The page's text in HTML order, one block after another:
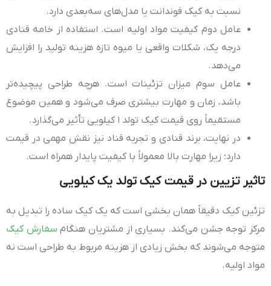
نسبت به کیک فوندانت یا مدل‌های سه‌بعدی دارد.
عامل دوم کیفیت مواد اولیه است. استفاده از خامه قنادی
درجه یک، شکلات واقعی یا میوه تازه هزینه تولید را افزایش
می‌دهد.
عامل سوم میزان تزئینات است. هرچه طراحی پیچیده‌تر
باشد، زمان و مهارت بیشتری صرف می‌شود و همین موضوع
مستقیماً روی قیمت کیک تولد ۱ کیلویی تأثیر می‌گذارد.
در نهایت، برند قنادی و تجربه قناد نیز نقش مهمی در قیمت
دارد؛ زیرا مهارت بالا معمولاً با کیفیت پایدار همراه است.
تاثیر تزیین در قیمت کیک تولد یک کیلویی
تزئین کیک دقیقاً همان بخشی است که یک کیک ساده را تبدیل به
مرکز توجه جشن می‌کند. بسیاری از مشتریان هنگام سفارش کیک
متوجه می‌شوند که بخش زیادی از هزینه مربوط به طراحی است نه
مواد اولیه.